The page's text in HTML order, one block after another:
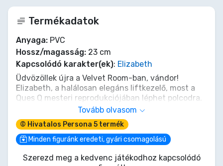
Termékadatok
Anyaga: PVC
Hossz/magasság: 23 cm
Kapcsolódó karakter(ek): Elizabeth
Üdvözöllek újra a Velvet Room-ban, vándor!
Elizabeth, a halálosan elegáns liftkezelő, most a
Ques Q mesteri reprodukciójában léphet polcodra.
Ez a 23 cm-es szobor tökéletesen megragadja
Elizabeth rejtélyes báját és erejét, ahogy a
Persona Compendium és egy Tarot kártya között
egyensúlyoz. Készen állsz, hogy teljesítsd a
következő „kérését” és gyűjteményedbe fogadd
félelmetes jelenlétét? Az ő esszenciája
Tovább olvasom
© Hivatalos Persona 5 termék
Minden figuránk eredeti, gyári csomagolású
Szerezd meg a kedvenc játékodhoz kapcsolódó